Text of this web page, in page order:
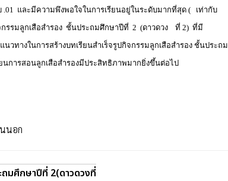
และมีความพึงพอใจในการเรียนอยู่ในระดับมากที่สุด ( เท่ากับ
กรรมลูกเสือสำรอง ชั้นประถมศึกษาปีที่ 2 (ดาวดวง ที่ 2) ที่มี
ทางในการสร้างบทเรียนสำเร็จรูปกิจกรรมลูกเสือสำรอง ชั้นประถม
การสอนลูกเสือสำรองมีประสิทธิภาพมากยิ่งขึ้นต่อไป
นอก
มศึกษาปีที่ 2(ดาวดวงที่